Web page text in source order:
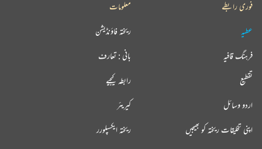
فوری رابطے
عطیہ
فرہنگ قافیہ
تقطیع
اردو وسائل
اپنی تخلیقات ریختہ کو بھیجیں
معلومات
ریختہ فاؤنڈیشن
بانی : تعارف
رابطہ کیجیے
کیریئر
ریختہ ایکسپلورر